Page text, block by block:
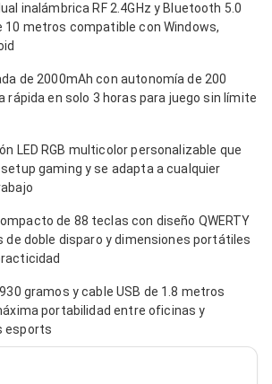
DisplayPort
HDMI
inalámbrica RF 2.4GHz y Bluetooth 5.0
10 metros compatible con Windows,
de 2000mAh con autonomía de 200
rápida en solo 3 horas para juego sin límite
LED RGB multicolor personalizable que
gaming y se adapta a cualquier
de 88 teclas con diseño QWERTY
de doble disparo y dimensiones portátiles
gramos y cable USB de 1.8 metros
portabilidad entre oficinas y
esports